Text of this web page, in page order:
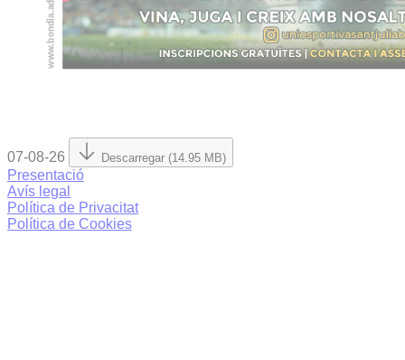
07-08-26 Descarregar (14.95 MB)
Presentació
Avís legal
Política de Privacitat
Política de Cookies